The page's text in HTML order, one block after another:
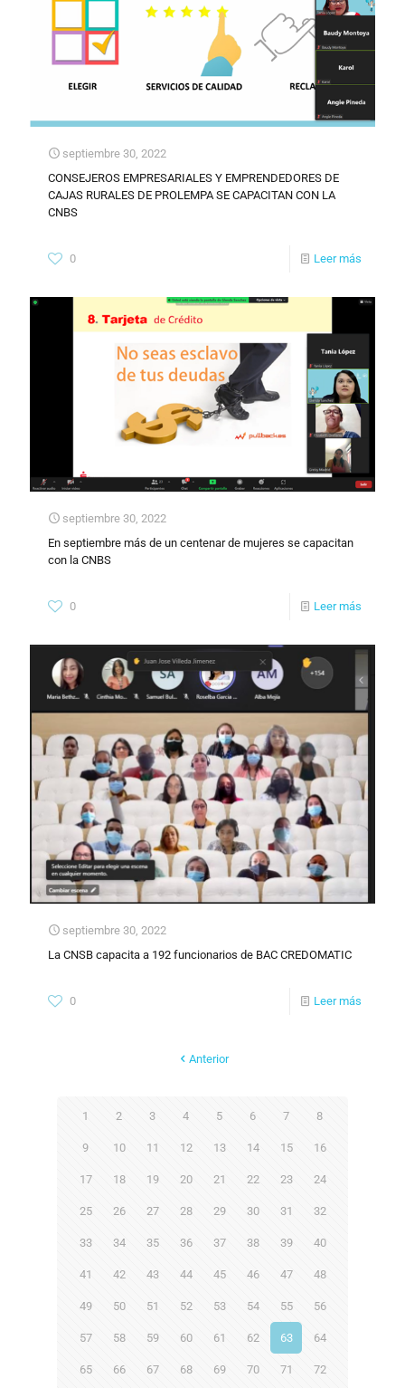
septiembre 30, 2022
CONSEJEROS EMPRESARIALES Y EMPRENDEDORES DE
CAJAS RURALES DE PROLEMPA SE CAPACITAN CON LA
CNBS
0 Leer más
septiembre 30, 2022
En septiembre más de un centenar de mujeres se capacitan
con la CNBS
0 Leer más
septiembre 30, 2022
La CNSB capacita a 192 funcionarios de BAC CREDOMATIC
0 Leer más
Anterior
1 2 3 4 5 6 7 8
9 10 11 12 13 14 15 16
17 18 19 20 21 22 23 24
25 26 27 28 29 30 31 32
33 34 35 36 37 38 39 40
41 42 43 44 45 46 47 48
49 50 51 52 53 54 55 56
57 58 59 60 61 62 63 64
65 66 67 68 69 70 71 72